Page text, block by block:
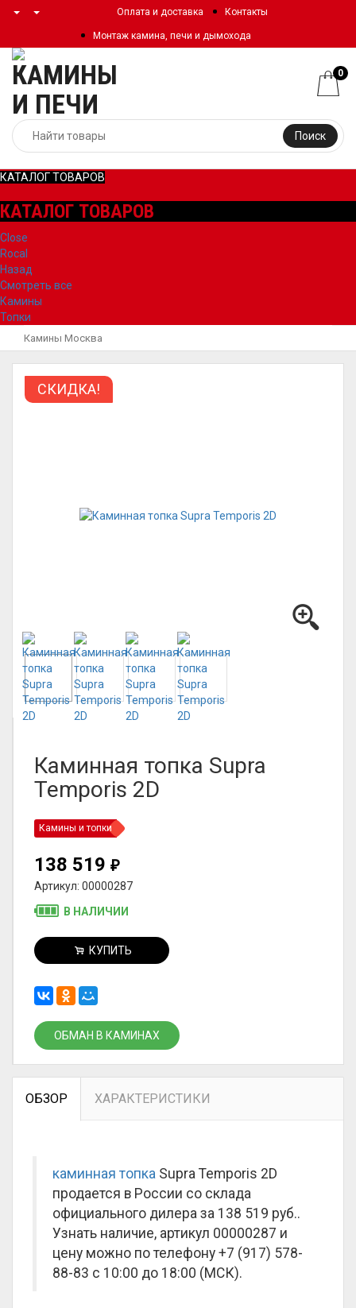
Оплата и доставка Контакты
Монтаж камина, печи и дымохода
Поиск
0
КАТАЛОГ ТОВАРОВ
КАТАЛОГ ТОВАРОВ
Close
Rocal
Назад
Смотреть все
Камины
Топки
Камины Москва
СКИДКА!
Каминная топка Supra
Temporis 2D
Камины и топки
138 519 ₽
Артикул: 00000287
В НАЛИЧИИ
КУПИТЬ
ОБМАН В КАМИНАХ
ОБЗОР ХАРАКТЕРИСТИКИ
каминная топка Supra Temporis 2D
продается в России со склада
официального дилера за 138 519 руб..
Узнать наличие, артикул 00000287 и
цену можно по телефону +7 (917) 578-
88-83 с 10:00 до 18:00 (МСК).